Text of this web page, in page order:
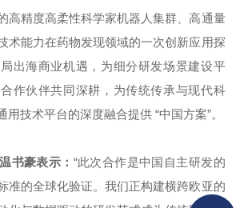
高精度高柔性科学家机器人集群、高通量
术能力在药物发现领域的一次创新应用探
出海商业机遇，为细分研发场景建设平
作伙伴共同深耕，为传统传承与现代科
技术平台的深度融合提供 “中国方案”。
书豪表示： “此次合作是中国自主研发的
准的全球化验证。我们正构建横跨欧亚的